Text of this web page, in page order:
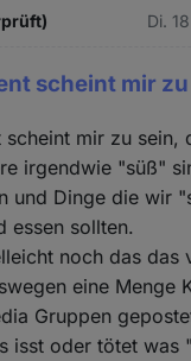
Di.
scheint mir zu
scheint mir zu sein,
irgendwie "süß"
und Dinge die wir
essen sollten.
noch das das
eine Menge
Gruppen
isst oder tötet was